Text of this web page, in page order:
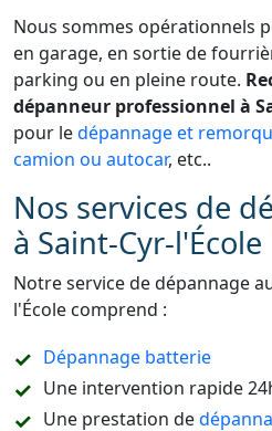
Nous sommes opérationnels
en garage, en sortie de
parking ou en pleine route.
dépanneur professionnel à
pour ledépannage et
camion ou autocar, etc..
Nos services de
à Saint-Cyr-l'École
Notre service de dépannage
l'École comprend :
Dépannage batterie
Une intervention rapide
Une prestation de